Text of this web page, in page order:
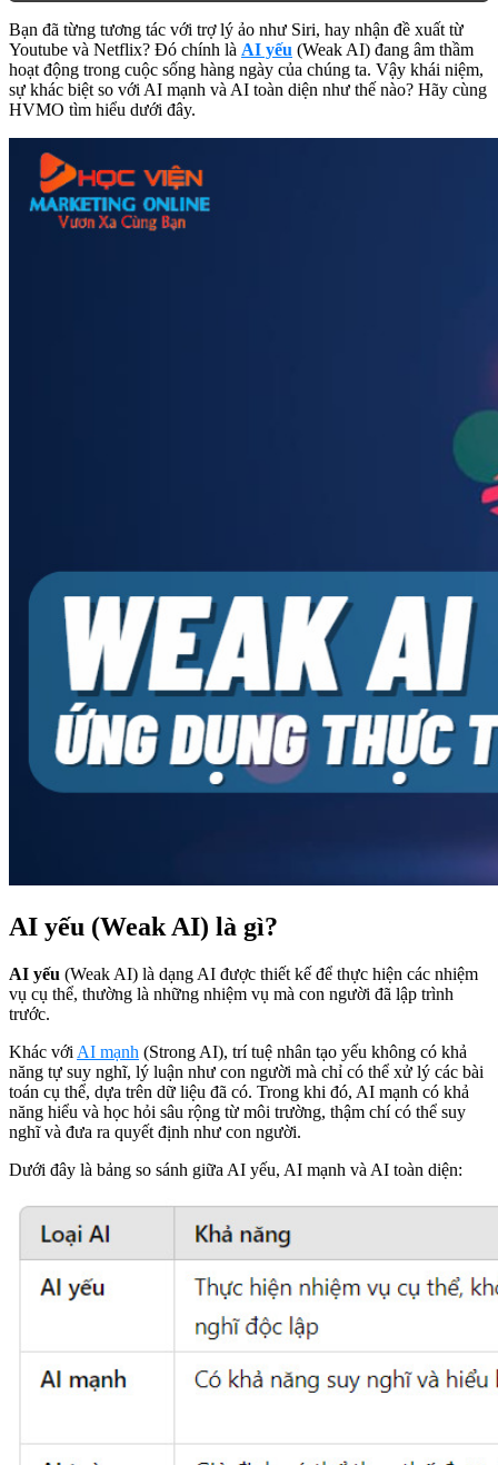
Bạn đã từng tương tác với trợ lý ảo như Siri, hay nhận đề xuất từ
Youtube và Netflix? Đó chính là AI yếu (Weak AI) đang âm thầm
hoạt động trong cuộc sống hàng ngày của chúng ta. Vậy khái niệm,
sự khác biệt so với AI mạnh và AI toàn diện như thế nào? Hãy cùng
HVMO tìm hiểu dưới đây.
AI yếu (Weak AI) là gì?
AI yếu (Weak AI) là dạng AI được thiết kế để thực hiện các nhiệm
vụ cụ thể, thường là những nhiệm vụ mà con người đã lập trình
trước.
Khác với AI mạnh (Strong AI), trí tuệ nhân tạo yếu không có khả
năng tự suy nghĩ, lý luận như con người mà chỉ có thể xử lý các bài
toán cụ thể, dựa trên dữ liệu đã có. Trong khi đó, AI mạnh có khả
năng hiểu và học hỏi sâu rộng từ môi trường, thậm chí có thể suy
nghĩ và đưa ra quyết định như con người.
Dưới đây là bảng so sánh giữa AI yếu, AI mạnh và AI toàn diện: